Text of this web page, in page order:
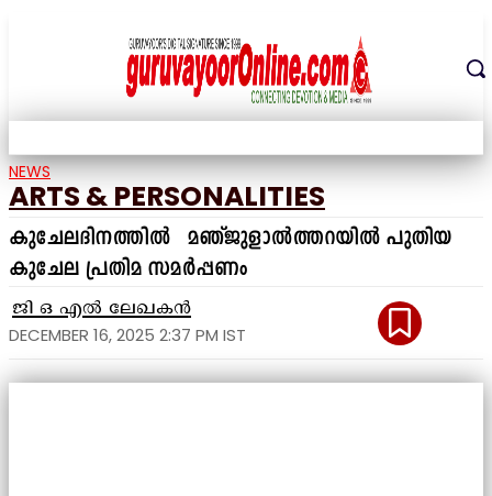
NEWS
ARTS & PERSONALITIES
കുചേലദിനത്തിൽ മഞ്ജുളാൽത്തറയിൽ പുതിയ
കുചേല പ്രതിമ സമർപ്പണം
ജി ഒ എൽ ലേഖകൻ
DECEMBER 16, 2025 2:37 PM IST